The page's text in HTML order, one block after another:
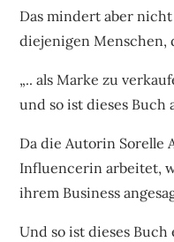
Das mindert aber
diejenigen Menschen,
„.. als Marke zu
und so ist dieses Buch
Da die Autorin Sorelle
Influencerin arbeitet,
ihrem Business
Und so ist dieses